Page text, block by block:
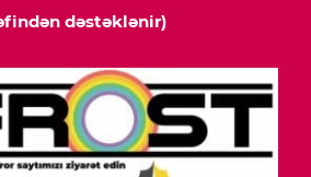
dəstəklənir)